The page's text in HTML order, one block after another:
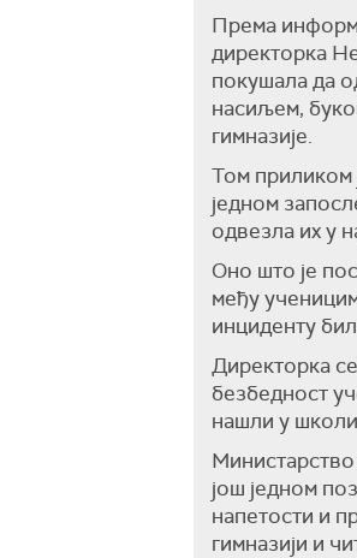
Према
директорка
покушала да
насиљем,
гимназије.
Том приликом
једном
одвезла их у
Оно што је
међу
инциденту
Директорка
безбедност
нашли у
још једном
напетости и
гимназији и